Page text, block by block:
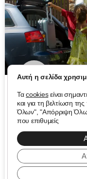
πρέπει
φύγεις
Πριν κλείσεις τη
σχεδόν ο καθένας: τι
Αυτή η σελίδα
Ταcookiesείναι
και για τη βελτίωση
Όλων", "Απόρριψη
που επιθυμείς